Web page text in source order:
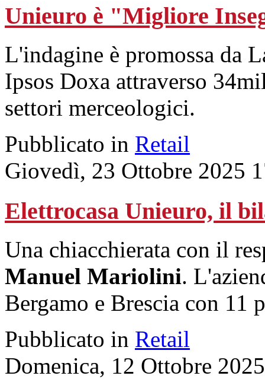
Unieuro è "Migliore
L'indagine è promossa da
Ipsos Doxa attraverso
settori merceologici.
Pubblicato in Retail
Giovedì, 23 Ottobre 2025
Elettrocasa Unieuro, il
Una chiacchierata con il
Manuel Mariolini.
Bergamo e Brescia con 11
Pubblicato in Retail
Domenica, 12 Ottobre